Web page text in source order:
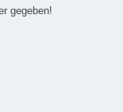
gegeben!